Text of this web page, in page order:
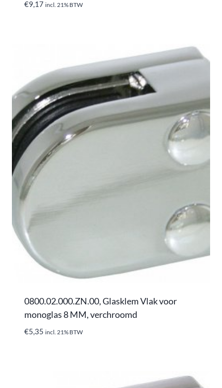
€9,17 incl. 21% BTW
0800.02.000.ZN.00, Glasklem Vlak voor
monoglas 8 MM, verchroomd
€5,35 incl. 21% BTW